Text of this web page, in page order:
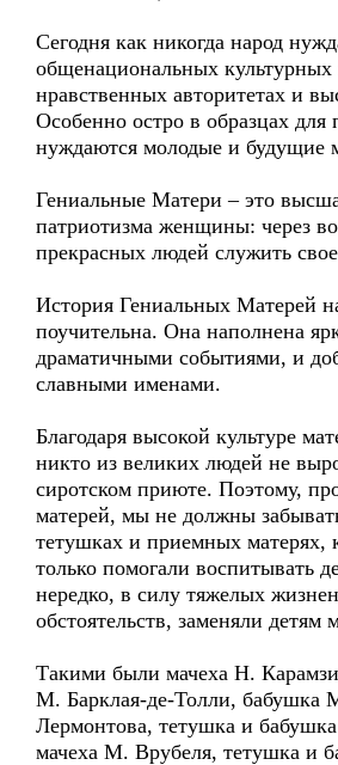
Сегодня как никогда народ
общенациональных культурных
нравственных авторитетах и
Особенно остро в образцах для
нуждаются молодые и будущие
Гениальные Матери – это
патриотизма женщины: через
прекрасных людей служить
История Гениальных Матерей
поучительна. Она наполнена
драматичными событиями, и
славными именами.
Благодаря высокой культуре
никто из великих людей не
сиротском приюте. Поэтому,
матерей, мы не должны
тетушках и приемных матерях,
только помогали воспитывать
нередко, в силу тяжелых
обстоятельств, заменяли детям
Такими были мачеха Н.
М. Барклая-де-Толли, бабушка
Лермонтова, тетушка и
мачеха М. Врубеля, тетушка и